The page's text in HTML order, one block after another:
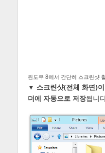
윈도우 8에서 간단히 스크린샷
▼ 스크린샷(전체 화면)
더에 자동으로 저장됩니